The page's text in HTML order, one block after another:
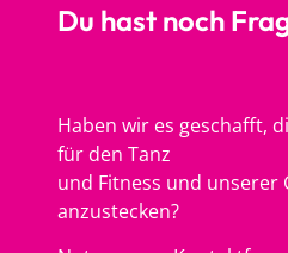
Du hast noch
Haben wir es geschafft,
für den Tanz
und Fitness und unserer
anzustecken?